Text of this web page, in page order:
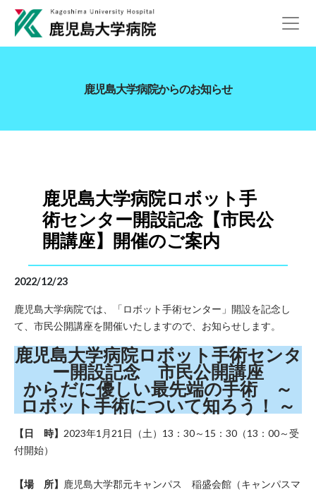
鹿児島大学病院からのお知らせ
鹿児島大学病院ロボット手
術センター開設記念【市民公
開講座】開催のご案内
2022/12/23
鹿児島大学病院では、「ロボット手術センター」開設を記念し
て、市民公開講座を開催いたしますので、お知らせします。
鹿児島大学病院ロボット手術センタ
ー開設記念 市民公開講座
からだに優しい最先端の手術 ～
ロボット手術について知ろう！ ～
【日 時】 2023年1月21日（土）13：30～15：30（13：00～受
付開始）
【場 所】
鹿児島大学郡元キャンパス 稲盛会館（キャンパスマ